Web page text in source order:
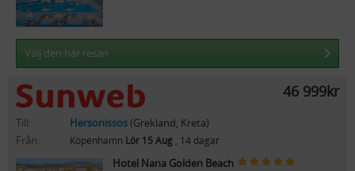
Välj den här resan
46 999kr
Till: Hersonissos(Grekland, Kreta)
Från:
Köpenhamn Lör 15 Aug , 14 dagar
Hotel Nana Golden Beach